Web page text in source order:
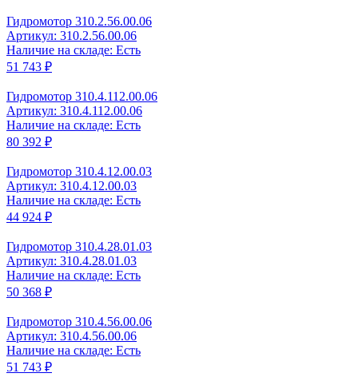
Гидромотор 310.2.56.00.06
Артикул: 310.2.56.00.06
Наличие на складе: Есть
51 743 ₽
Гидромотор 310.4.112.00.06
Артикул: 310.4.112.00.06
Наличие на складе: Есть
80 392 ₽
Гидромотор 310.4.12.00.03
Артикул: 310.4.12.00.03
Наличие на складе: Есть
44 924 ₽
Гидромотор 310.4.28.01.03
Артикул: 310.4.28.01.03
Наличие на складе: Есть
50 368 ₽
Гидромотор 310.4.56.00.06
Артикул: 310.4.56.00.06
Наличие на складе: Есть
51 743 ₽